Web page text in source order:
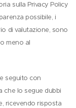
sulla Privacy Policy
possibile, i
di valutazione, sono
meno al
seguito con
che lo segue dubbi
ricevendo risposta